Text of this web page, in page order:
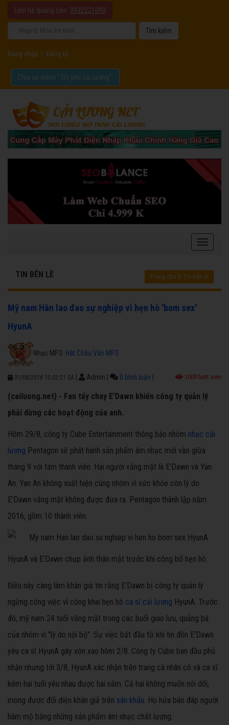
Liên hệ quảng cáo: 0932221090
Đăng nhập Đăng ký
Chia sẻ video "Tôi yêu cải lương".
TIN BÊN LỀ Trang chủ Tin bên lề
Mỹ nam Hàn lao đao sự nghiệp vì hẹn hò 'bom sex'
HyunA
Nhạc MP3: Hát Chầu Văn MP3
31/08/2018 10:02:21 SA Admin 0 bình luận 1009 lượt xem
(cailuong.net) - Fan tẩy chay E’Dawn khiến công ty quản lý
phải dừng các hoạt động của anh.
Hôm 29/8, công ty Cube Entertainment thông báo nhóm nhạc cải
lương Pentagon sẽ phát hành sản phẩm âm nhạc mới vào giữa
tháng 9 với tám thành viên. Hai người vắng mặt là E’Dawn và Yan
An. Yan An không xuất hiện cùng nhóm vì sức khỏe còn lý do
E’Dawn vắng mặt không được đưa ra. Pentagon thành lập năm
2016, gồm 10 thành viên.
HyunA và E'Dawn chụp ảnh thân mật trước khi công bố hẹn hò.
Điều này càng làm khán giả tin rằng E’Dawn bị công ty quản lý
ngừng công việc vì công khai hẹn hò ca sĩ cải lương HyunA. Trước
đó, mỹ nam 24 tuổi vắng mặt trong các buổi giao lưu, quảng bá
của nhóm vì "lý do nội bộ". Sự việc bắt đầu từ khi tin đồn E’Dawn
yêu ca sĩ HyunA gây xôn xao hôm 2/8. Công ty Cube ban đầu phủ
nhận nhưng tới 3/8, HyunA xác nhận trên trang cá nhân cô và ca sĩ
kém hai tuổi yêu nhau được hai năm. Cả hai không muốn nói dối,
mong được đối diện khán giả trên sân khấu. Họ hứa báo đáp người
hâm mộ bằng những sản phẩm âm nhạc chất lượng.